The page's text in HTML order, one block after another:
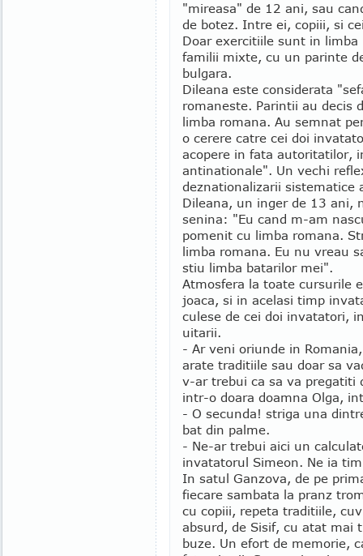
"mireasa" de 12 ani, sau
de botez. Intre ei, copiii, si
Doar exercitiile sunt in
familii mixte, cu un parinte
bulgara.
Dileana este considerata
romaneste. Parintii au decis
limba romana. Au semnat
o cerere catre cei doi
acopere in fata autoritatilor,
antinationale". Un vechi
deznationalizarii sistematice
Dileana, un inger de 13 ani,
senina: "Eu cand m-am
pomenit cu limba romana.
limba romana. Eu nu vreau
stiu limba batarilor mei".
Atmosfera la toate cursurile
joaca, si in acelasi timp
culese de cei doi invatatori,
uitarii.
- Ar veni oriunde in
arate traditiile sau doar sa
v-ar trebui ca sa va pregatiti
intr-o doara doamna Olga,
- O secunda! striga una
bat din palme.
- Ne-ar trebui aici un
invatatorul Simeon. Ne ia
In satul Ganzova, de pe
fiecare sambata la pranz
cu copiii, repeta traditiile,
absurd, de Sisif, cu atat mai
buze. Un efort de memorie,